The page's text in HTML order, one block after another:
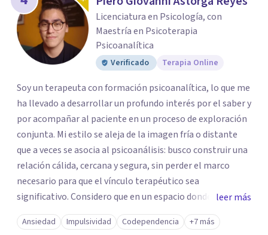
Licenciatura en Psicología, con
Maestría en Psicoterapia
Psicoanalítica
Verificado Terapia Online
Soy un terapeuta con formación psicoanalítica, lo que me
ha llevado a desarrollar un profundo interés por el saber y
por acompañar al paciente en un proceso de exploración
conjunta. Mi estilo se aleja de la imagen fría o distante
que a veces se asocia al psicoanálisis: busco construir una
relación cálida, cercana y segura, sin perder el marco
necesario para que el vínculo terapéutico sea
significativo. Considero que en un espacio donde uno
puede sentirse acompañado y escuchado, es posible
mirar con honestidad cómo nos vinculamos afuera, qué se
leer más
Ansiedad Impulsividad Codependencia +7 más